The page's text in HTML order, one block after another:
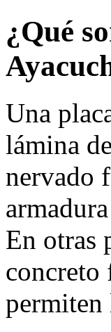
¿Qué
Una
lámina
nervado
En otras
concreto
permiten